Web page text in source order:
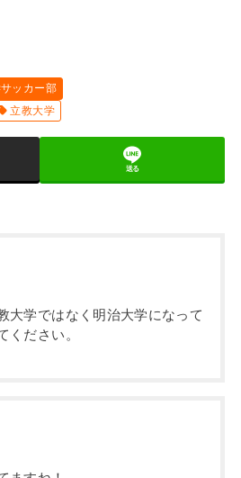
ッカー部
立教大学
送る
大学ではなく明治大学になって
ください。